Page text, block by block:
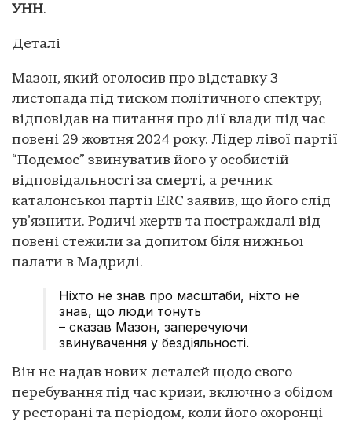
УНН.
Деталі
Мазон, який оголосив про відставку 3
листопада під тиском політичного спектру,
відповідав на питання про дії влади під час
повені 29 жовтня 2024 року. Лідер лівої партії
“Подемос” звинуватив його у особистій
відповідальності за смерті, а речник
каталонської партії ERC заявив, що його слід
ув’язнити. Родичі жертв та постраждалі від
повені стежили за допитом біля нижньої
палати в Мадриді.
Ніхто не знав про масштаби, ніхто не
знав, що люди тонуть
– сказав Мазон, заперечуючи
звинувачення у бездіяльності.
Він не надав нових деталей щодо свого
перебування під час кризи, включно з обідом
у ресторані та періодом, коли його охоронці